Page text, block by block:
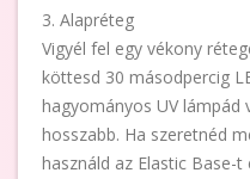
3. Alapréteg
Vigyél fel egy vékony
köttesd 30 másodpercig
hagyományos UV lámpád
hosszabb. Ha szeretnéd
használd az Elastic Base-